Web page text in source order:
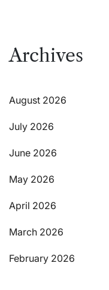
Archives
August 2026
July 2026
June 2026
May 2026
April 2026
March 2026
February 2026